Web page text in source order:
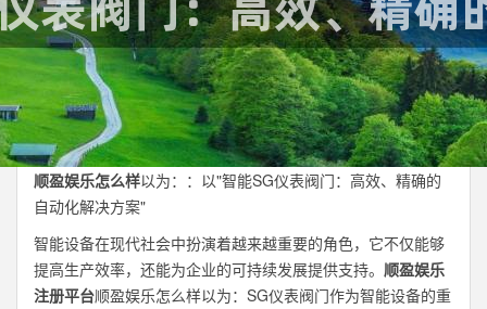
顺盈娱乐怎么样以为：：以"智能SG仪表阀门：高效、精确的
自动化解决方案"
智能设备在现代社会中扮演着越来越重要的角色，它不仅能够
提高生产效率，还能为企业的可持续发展提供支持。 顺盈娱乐
注册平台顺盈娱乐怎么样以为：SG仪表阀门作为智能设备的重